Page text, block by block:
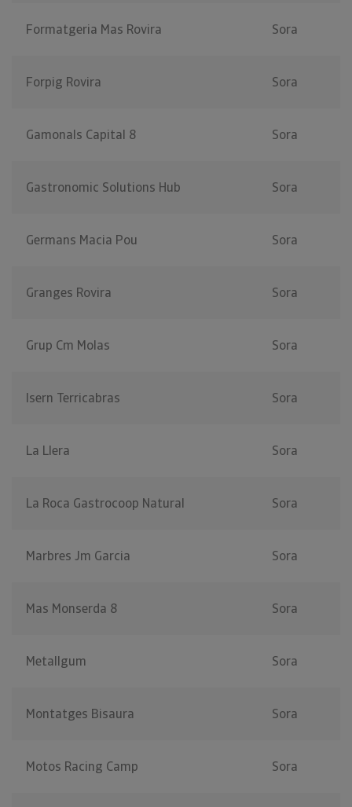
Formatgeria Mas Rovira Sora
Forpig Rovira Sora
Gamonals Capital 8 Sora
Gastronomic Solutions Hub Sora
Germans Macia Pou Sora
Granges Rovira Sora
Grup Cm Molas Sora
Isern Terricabras Sora
La Llera Sora
La Roca Gastrocoop Natural Sora
Marbres Jm Garcia Sora
Mas Monserda 8 Sora
Metallgum Sora
Montatges Bisaura Sora
Motos Racing Camp Sora